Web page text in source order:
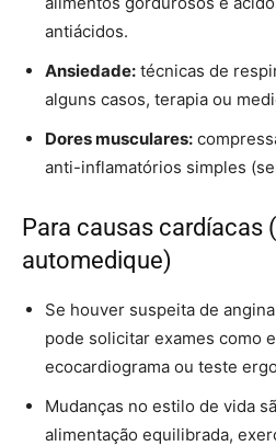
antiácidos.
Ansiedade: técnicas de
alguns casos, terapia ou
Dores musculares:
anti-inflamatórios simples
Para causas cardíacas
automedique)
Se houver suspeita de
pode solicitar exames como
ecocardiograma ou teste
Mudanças no estilo de vida
alimentação equilibrada,